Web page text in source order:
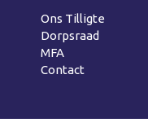
Ons Tilligte
Dorpsraad
MFA
Contact